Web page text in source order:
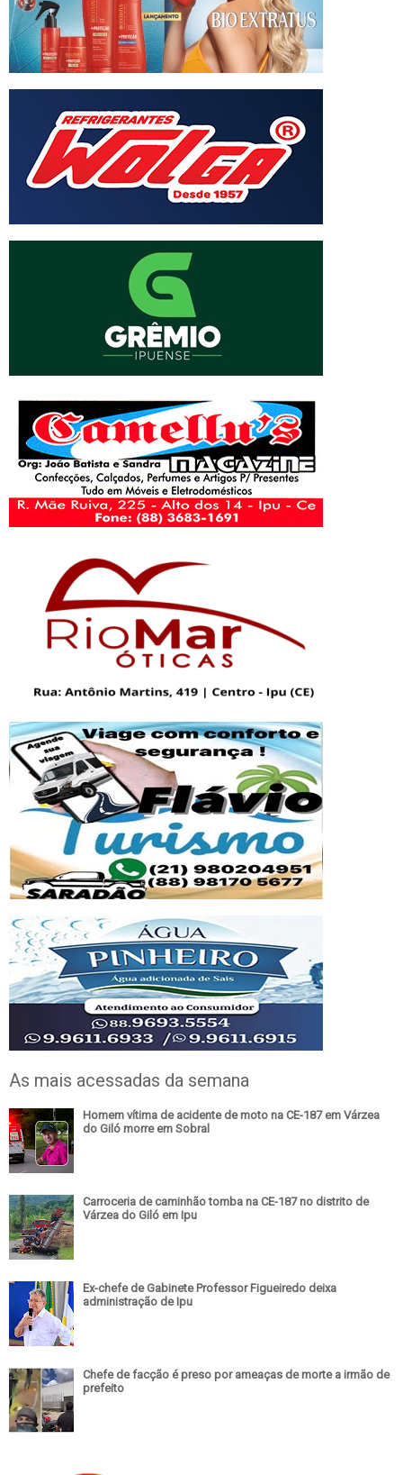
As mais acessadas da semana
Homem vítima de acidente de moto na CE-187 em Várzea
do Giló morre em Sobral
Carroceria de caminhão tomba na CE-187 no distrito de
Várzea do Giló em Ipu
Ex-chefe de Gabinete Professor Figueiredo deixa
administração de Ipu
Chefe de facção é preso por ameaças de morte a irmão de
prefeito